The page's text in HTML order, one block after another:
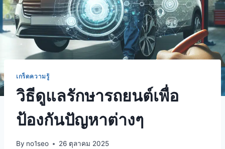
เกร็ดความรู้
วิธีดูแลรักษารถยนต์เพื่อ
ป้องกันปัญหาต่างๆ
By no1seo 26 ตุลาคม 2025